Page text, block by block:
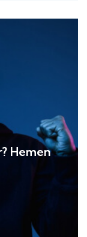
Hemen